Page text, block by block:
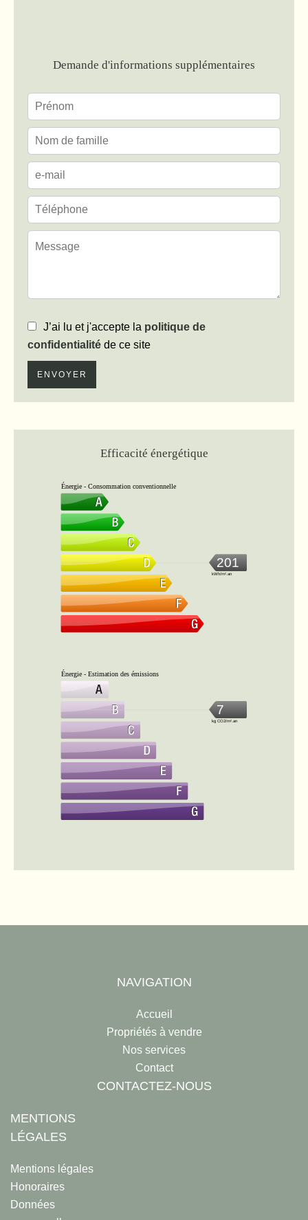
Demande d'informations supplémentaires
J’ai lu et j'accepte la politique de
confidentialité de ce site
ENVOYER
Efficacité énergétique
Énergie - Consommation conventionnelle
201
kWh/m².an
Énergie - Estimation des émissions
7
kg CO2/m².an
NAVIGATION
Accueil
Propriétés à vendre
Nos services
Contact
CONTACTEZ-NOUS
MENTIONS
LÉGALES
Mentions légales
Honoraires
Données